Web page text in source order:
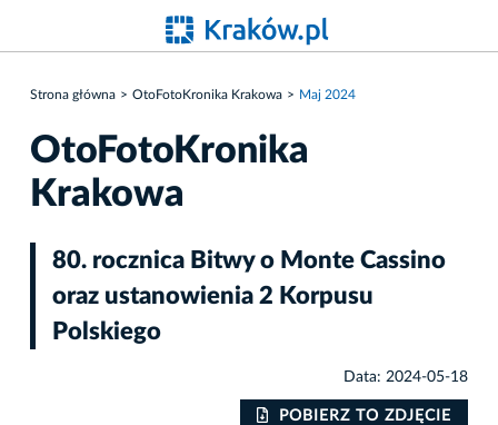
Strona główna OtoFotoKronika Krakowa Maj 2024
OtoFotoKronika
Krakowa
80. rocznica Bitwy o Monte Cassino
oraz ustanowienia 2 Korpusu
Polskiego
Data: 2024-05-18
POBIERZ TO ZDJĘCIE